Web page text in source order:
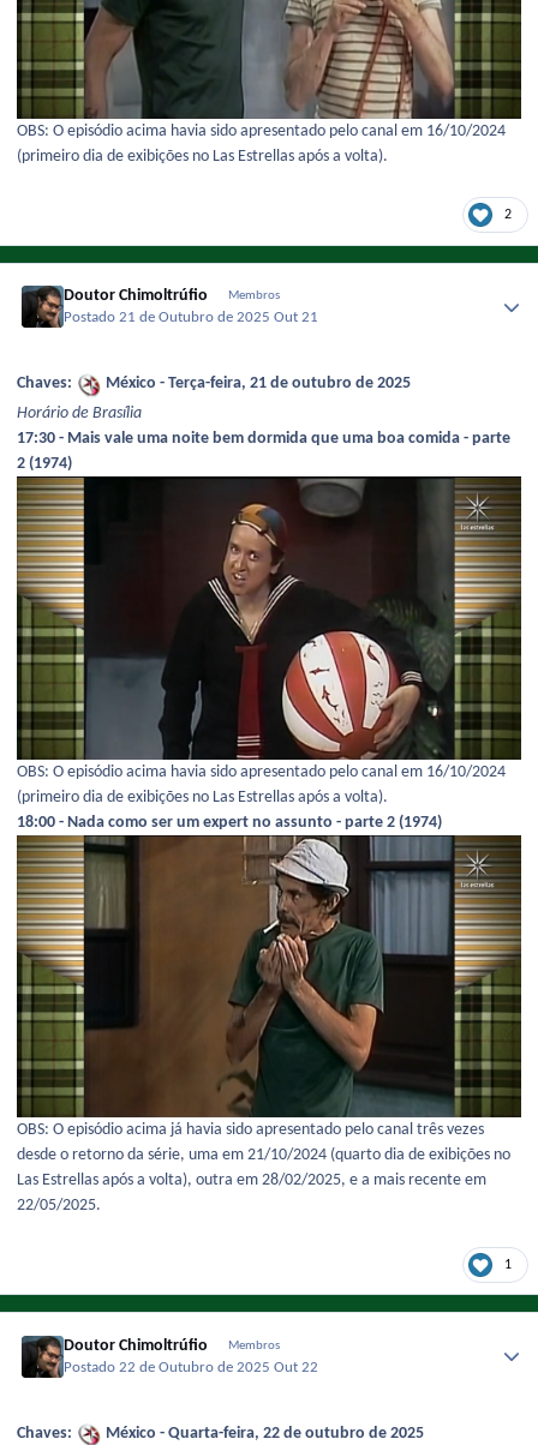
OBS: O episódio acima havia sido apresentado pelo canal em 16/10/2024
(primeiro dia de exibições no Las Estrellas após a volta).
2
Doutor Chimoltrúfio Membros
Postado21 de Outubro de 2025Out 21
Chaves:
México - Terça-feira, 21 de outubro de 2025
Horário de Brasília
17:30 - Mais vale uma noite bem dormida que uma boa comida - parte
2 (1974)
OBS: O episódio acima havia sido apresentado pelo canal em 16/10/2024
(primeiro dia de exibições no Las Estrellas após a volta).
18:00 - Nada como ser um expert no assunto - parte 2 (1974)
OBS: O episódio acima já havia sido apresentado pelo canal três vezes
desde o retorno da série, uma em 21/10/2024 (quarto dia de exibições no
Las Estrellas após a volta), outra em 28/02/2025, e a mais recente em
22/05/2025.
1
Doutor Chimoltrúfio Membros
Postado22 de Outubro de 2025Out 22
Chaves:
México - Quarta-feira, 22 de outubro de 2025